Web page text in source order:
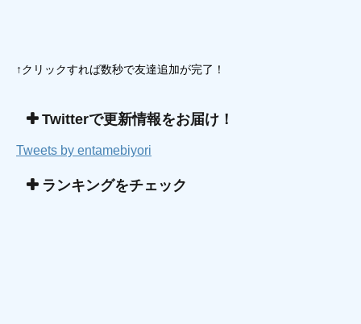
↑クリックすれば数秒で友達追加が完了！
Twitterで更新情報をお届け！
Tweets by entamebiyori
ランキングをチェック